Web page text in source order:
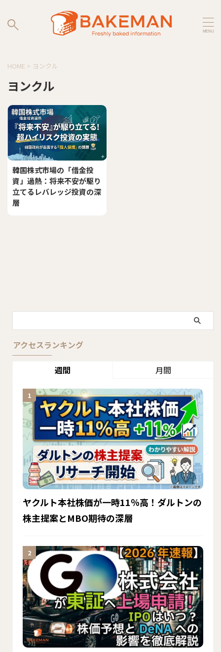
HOME > ヨンクル
ヨンクル
韓国株式市場の「借金投
資」過熱：将来不安が駆り
立てるレバレッジ投資の深
層
アクセスランキング
週間 月間
ヤクルト本社株価が一時11％高！ダルトンの
株主提案とMBO期待の深層